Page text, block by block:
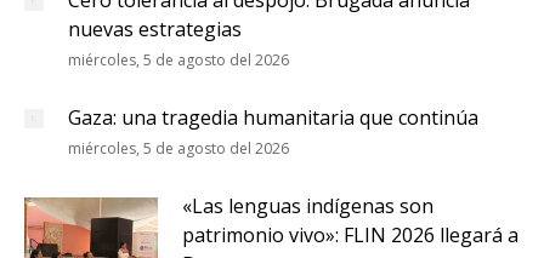
nuevas estrategias
miércoles, 5 de agosto del 2026
Gaza: una tragedia humanitaria que continúa
miércoles, 5 de agosto del 2026
«Las lenguas indígenas son
patrimonio vivo»: FLIN 2026 llegará a